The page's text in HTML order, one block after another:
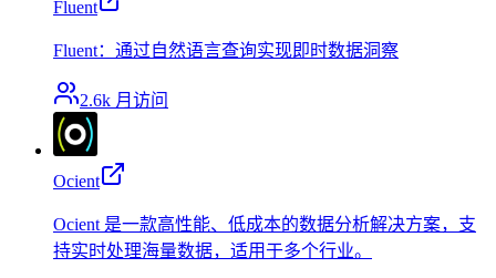
Fluent
Fluent：通过自然语言查询实现即时数据洞察
2.6k 月访问
Ocient
Ocient 是一款高性能、低成本的数据分析解决方案，支
持实时处理海量数据，适用于多个行业。